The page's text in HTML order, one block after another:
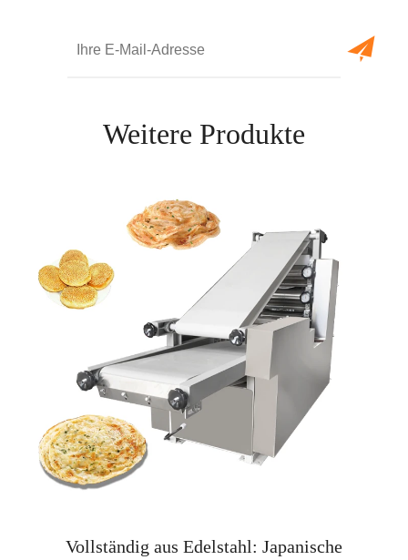
Weitere Produkte
Vollständig aus Edelstahl: Japanische